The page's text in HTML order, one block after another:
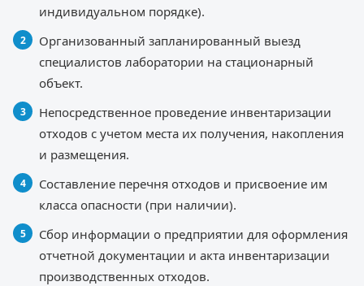
индивидуальном порядке).
Организованный запланированный выезд
специалистов лаборатории на стационарный
объект.
Непосредственное проведение инвентаризации
отходов с учетом места их получения, накопления
и размещения.
Составление перечня отходов и присвоение им
класса опасности (при наличии).
Сбор информации о предприятии для оформления
отчетной документации и акта инвентаризации
производственных отходов.